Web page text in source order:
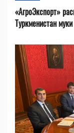
«АгроЭкспорт»
Туркменистан муки